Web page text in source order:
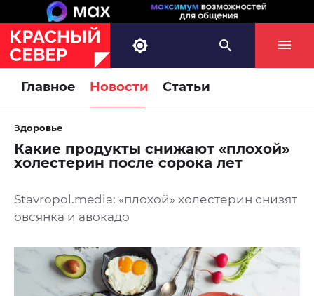
Главное Новости Статьи
Здоровье
Какие продукты снижают «плохой»
холестерин после сорока лет
Stavropol.media: «плохой» холестерин снизят
овсянка и авокадо